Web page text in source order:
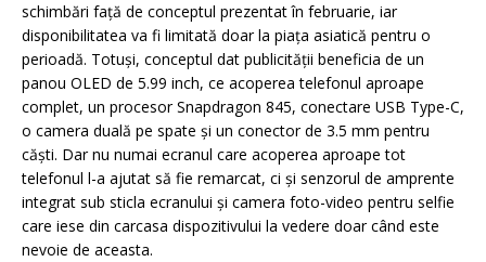
schimbări față de conceptul prezentat în februarie, iar
disponibilitatea va fi limitată doar la piața asiatică pentru o
perioadă. Totuși, conceptul dat publicității beneficia de un
panou OLED de 5.99 inch, ce acoperea telefonul aproape
complet, un procesor Snapdragon 845, conectare USB Type-C,
o camera duală pe spate și un conector de 3.5 mm pentru
căști. Dar nu numai ecranul care acoperea aproape tot
telefonul l-a ajutat să fie remarcat, ci și senzorul de amprente
integrat sub sticla ecranului și camera foto-video pentru selfie
care iese din carcasa dispozitivului la vedere doar când este
nevoie de aceasta.